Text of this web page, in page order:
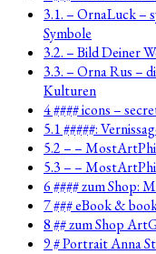
3.1. – OrnaLuck –
Symbole
3.2. – Bild Deiner
3.3. – Orna Rus –
Kulturen
4 #### icons –
5.1 #####:
5.2 – –
5.3 – –
6 #### zum Shop:
7 ### eBook &
8 ## zum Shop
9 # Portrait Anna